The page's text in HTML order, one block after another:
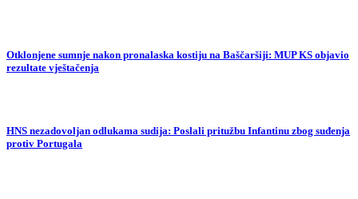
Otklonjene sumnje nakon pronalaska kostiju na Baščaršiji: MUP KS objavio
rezultate vještačenja
HNS nezadovoljan odlukama sudija: Poslali pritužbu Infantinu zbog suđenja
protiv Portugala